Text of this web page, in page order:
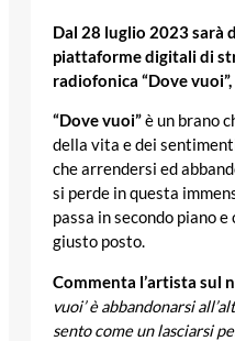
Dal 28 luglio 2023 sarà
piattaforme digitali di
radiofonica “Dove
“Dove vuoi”è un brano
della vita e dei
che arrendersi ed
si perde in questa
passa in secondo piano
giusto posto.
Commenta l’artista sul
vuoi’ è abbandonarsi
sento come un lasciarsi